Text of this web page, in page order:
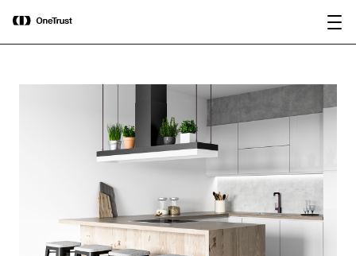
OneTrust nommée « Visionnaire »
dans le Magic Quadrant™ 2026 de
Gartner® pour les plateformes de